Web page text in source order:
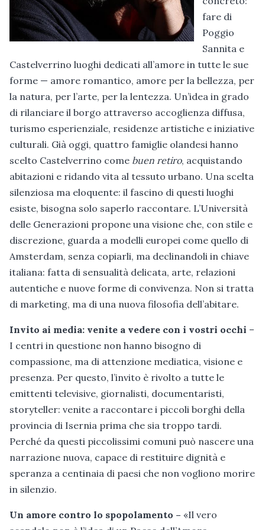
fare di
Poggio
Sannita e
Castelverrino luoghi dedicati all’amore in tutte le sue
forme — amore romantico, amore per la bellezza, per
la natura, per l’arte, per la lentezza. Un’idea in grado
di rilanciare il borgo attraverso accoglienza diffusa,
turismo esperienziale, residenze artistiche e iniziative
culturali. Già oggi, quattro famiglie olandesi hanno
scelto Castelverrino come buen retiro, acquistando
abitazioni e ridando vita al tessuto urbano. Una scelta
silenziosa ma eloquente: il fascino di questi luoghi
esiste, bisogna solo saperlo raccontare. L’Università
delle Generazioni propone una visione che, con stile e
discrezione, guarda a modelli europei come quello di
Amsterdam, senza copiarli, ma declinandoli in chiave
italiana: fatta di sensualità delicata, arte, relazioni
autentiche e nuove forme di convivenza. Non si tratta
di marketing, ma di una nuova filosofia dell’abitare.
Invito ai media: venite a vedere con i vostri occhi –
I centri in questione non hanno bisogno di
compassione, ma di attenzione mediatica, visione e
presenza. Per questo, l’invito è rivolto a tutte le
emittenti televisive, giornalisti, documentaristi,
storyteller: venite a raccontare i piccoli borghi della
provincia di Isernia prima che sia troppo tardi.
Perché da questi piccolissimi comuni può nascere una
narrazione nuova, capace di restituire dignità e
speranza a centinaia di paesi che non vogliono morire
in silenzio.
Un amore contro lo spopolamento – «Il vero